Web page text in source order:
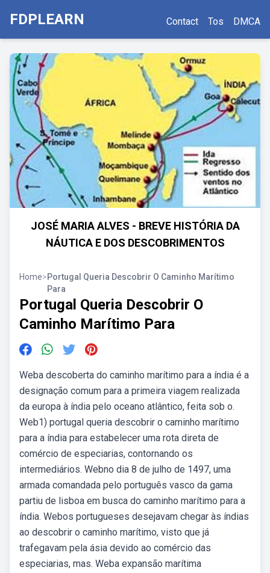
FDPLEARN Contact Tos DMCA
JOSÉ MARIA ALVES - BREVE HISTÓRIA DA
NÁUTICA E DOS DESCOBRIMENTOS
Home>Portugal Queria Descobrir O Caminho Marítimo
Para
Portugal Queria Descobrir O
Caminho Marítimo Para
Weba descoberta do caminho marítimo para a índia é a
designação comum para a primeira viagem realizada
da europa à índia pelo oceano atlântico, feita sob o.
Web1) portugal queria descobrir o caminho marítimo
para a índia para estabelecer uma rota direta de
comércio de especiarias, contornando os
intermediários. Webno dia 8 de julho de 1497, uma
armada comandada pelo português vasco da gama
partiu de lisboa em busca do caminho marítimo para a
índia. Webos portugueses desejavam chegar às índias
ao descobrir o caminho marítimo, visto que já
trafegavam pela ásia devido ao comércio das
especiarias, mas. Weba expansão marítima